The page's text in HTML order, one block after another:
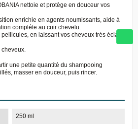
nettoie et protège en douceur vos
enrichie en agents noumissants, aide à
compléte au cuir chevelu.
en laissant vos cheveux trés éclats
cheveux.
une petite quantité du shampooing
masser en douceur, puis rincer.
250 ml